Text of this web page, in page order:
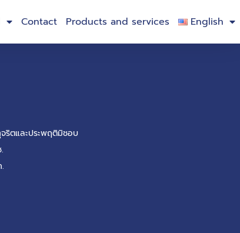
Contact Products and services English
ริตและประพฤติมิชอบ